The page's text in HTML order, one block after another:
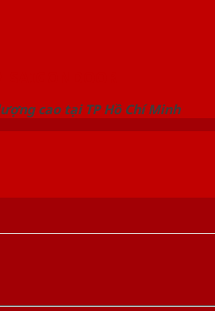
cao tại TP Hồ Chí Minh